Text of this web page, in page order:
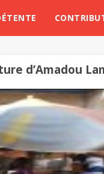
d’Amadou